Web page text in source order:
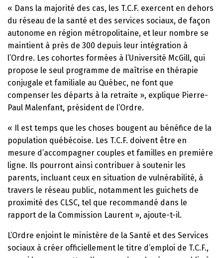
« Dans la majorité des cas, les T.C.F. exercent en dehors
du réseau de la santé et des services sociaux, de façon
autonome en région métropolitaine, et leur nombre se
maintient à près de 300 depuis leur intégration à
l’Ordre. Les cohortes formées à l’Université McGill, qui
propose le seul programme de maîtrise en thérapie
conjugale et familiale au Québec, ne font que
compenser les départs à la retraite », explique Pierre-
Paul Malenfant, président de l’Ordre.
« Il est temps que les choses bougent au bénéfice de la
population québécoise. Les T.C.F. doivent être en
mesure d’accompagner couples et familles en première
ligne. Ils pourront ainsi contribuer à soutenir les
parents, incluant ceux en situation de vulnérabilité, à
travers le réseau public, notamment les guichets de
proximité des CLSC, tel que recommandé dans le
rapport de la Commission Laurent », ajoute-t-il.
L’Ordre enjoint le ministère de la Santé et des Services
sociaux à créer officiellement le titre d’emploi de T.C.F.,